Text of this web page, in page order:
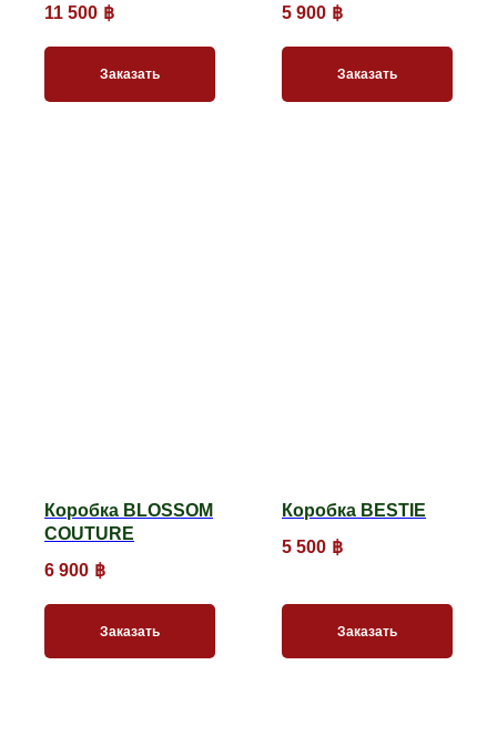
11 500 ฿
Заказать
5 900 ฿
Заказать
Коробка BLOSSOM
COUTURE
6 900 ฿
Заказать
Коробка BESTIE
5 500 ฿
Заказать